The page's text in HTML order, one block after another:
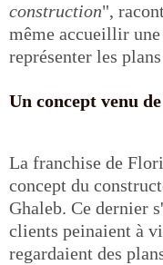
construction",
même accueillir
représenter les
Un concept venu
La franchise de
concept du
Ghaleb. Ce dernier
clients peinaient à
regardaient des